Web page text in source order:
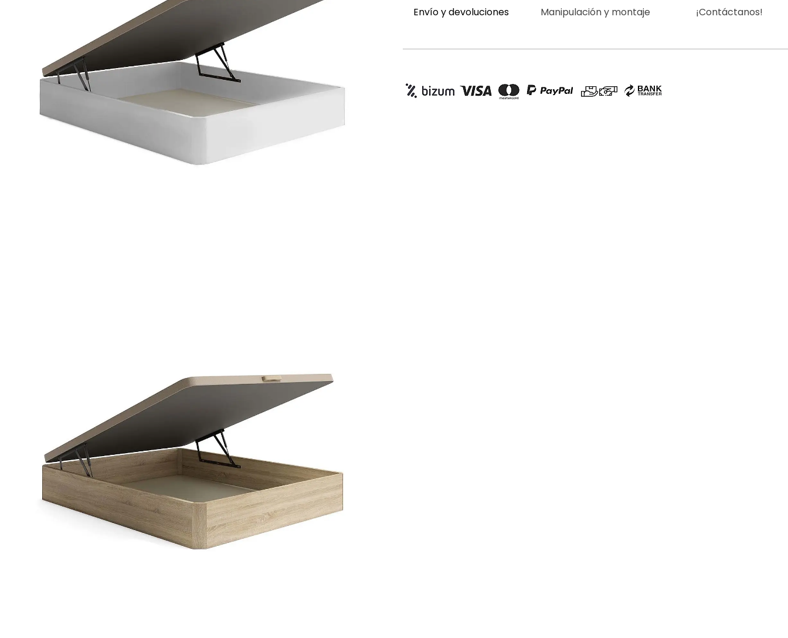
Envío y devoluciones Manipulación y montaje ¡Contáctanos!